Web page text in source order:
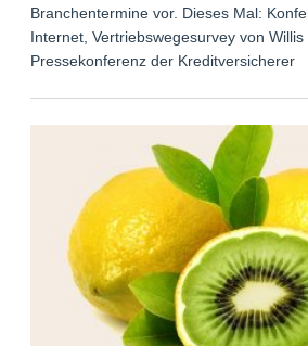
Branchentermine vor. Dieses Mal:
Internet, Vertriebswegesurvey von Willis
Pressekonferenz der Kreditversicherer